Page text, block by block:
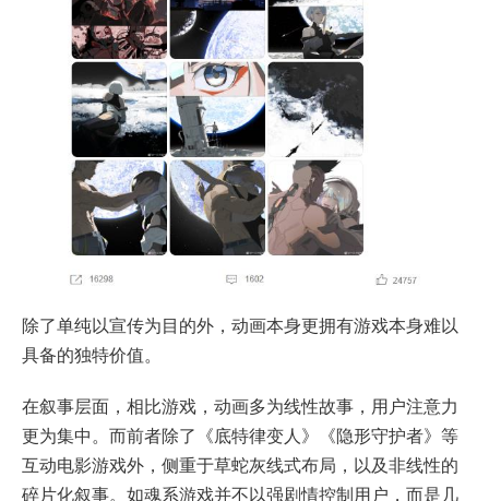
除了单纯以宣传为目的外，动画本身更拥有游戏本身难以
具备的独特价值。
在叙事层面，相比游戏，动画多为线性故事，用户注意力
更为集中。而前者除了《底特律变人》《隐形守护者》等
互动电影游戏外，侧重于草蛇灰线式布局，以及非线性的
碎片化叙事。如魂系游戏并不以强剧情控制用户，而是几